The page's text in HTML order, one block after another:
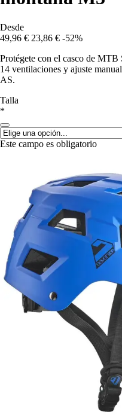
Desde
49,96 € 23,86 € -52%
Protégete con el casco de
14 ventilaciones y ajuste
AS.
Talla
*
Este campo es obligatorio